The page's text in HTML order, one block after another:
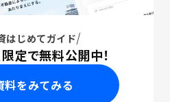
はじめてガイド
定で無料公開中！
料をみてみる